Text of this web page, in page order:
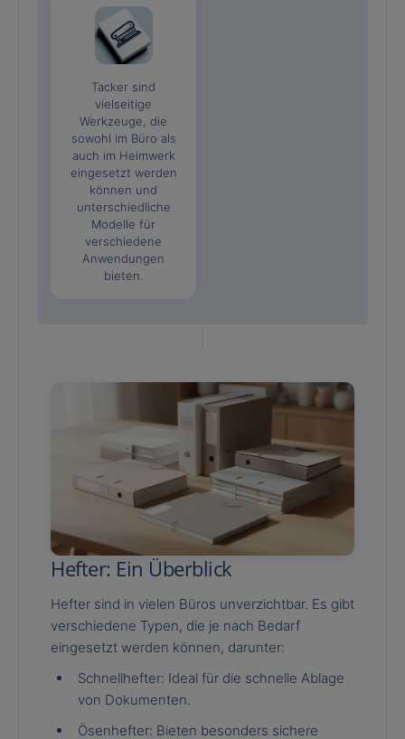
Tacker sind
vielseitige
Werkzeuge, die
sowohl im Büro als
auch im Heimwerk
eingesetzt werden
können und
unterschiedliche
Modelle für
verschiedene
Anwendungen
bieten.
Hefter: Ein Überblick
Hefter sind in vielen Büros unverzichtbar. Es gibt
verschiedene Typen, die je nach Bedarf
eingesetzt werden können, darunter:
Schnellhefter: Ideal für die schnelle Ablage
von Dokumenten.
Ösenhefter: Bieten besonders sichere